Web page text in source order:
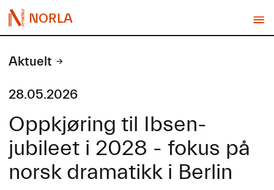
NORLA
Aktuelt
28.05.2026
Oppkjøring til Ibsen-
jubileet i 2028 - fokus på
norsk dramatikk i Berlin